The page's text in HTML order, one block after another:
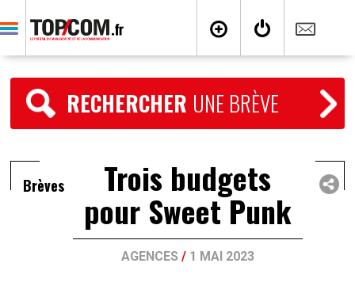
RECHERCHER UNE BRÈVE
Brèves Trois budgets
pour Sweet Punk
AGENCES / 1 MAI 2023